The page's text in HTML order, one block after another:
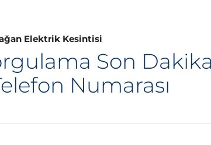
Elektrik Kesintisi
Son
Numarası